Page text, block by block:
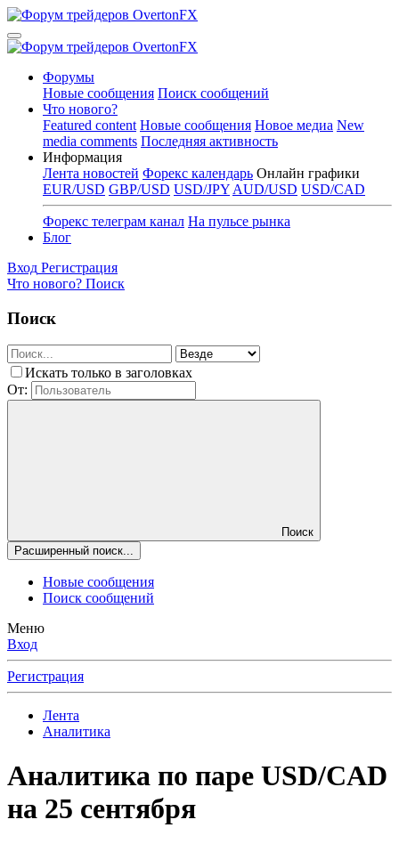
Форумы
Новые сообщения Поиск сообщений
Что нового?
Featured content Новые сообщения Новое медиа New
media comments Последняя активность
Информация
Лента новостей Форекс календарь Онлайн графики
EUR/USD GBP/USD USD/JPY AUD/USD USD/CAD
Форекс телеграм канал На пульсе рынка
Блог
Вход Регистрация
Что нового? Поиск
Поиск
Искать только в заголовках
От:
Поиск
Расширенный поиск...
Новые сообщения
Поиск сообщений
Меню
Вход
Регистрация
Лента
Аналитика
Аналитика по паре USD/CAD
на 25 сентября